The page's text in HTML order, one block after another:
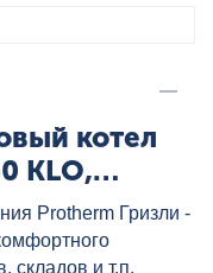
котел
KLO,
Protherm Гризли -
складов и т.п.